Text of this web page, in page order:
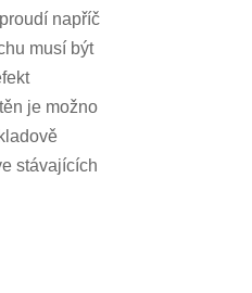
napříč
musí být
je možno
stávajících